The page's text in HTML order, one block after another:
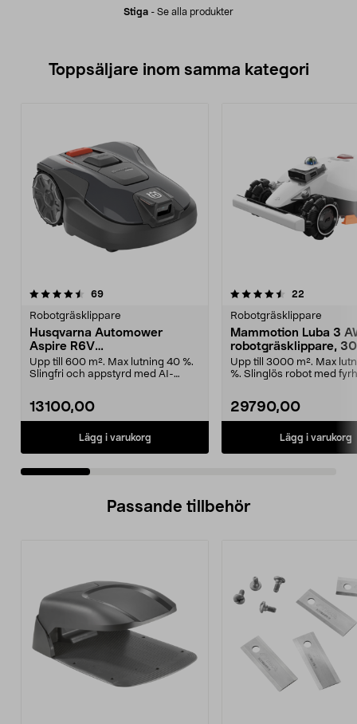
Stiga - Se alla produkter
Toppsäljare inom samma kategori
69recensioner
Robotgräsklippare
Husqvarna Automower
Aspire R6V
robotgräsklippare, 600 m2
Upp till 600 m². Max lutning 40 %.
Slingfri och appstyrd med AI-
13100,00
Lägg i varukorg
4.5 av 5 stjärnor 22
Robotgräsklippare
Mammotion Luba 3
robotgräsklippare,
Upp till 3000 m². Max
%. Slinglös robot med
29790,00
Lägg i varukorg
4.5 av 5 stjärnor
Passande tillbehör